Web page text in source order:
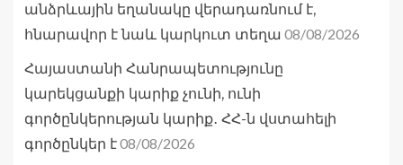
անձրևային եղանակը վերադառնում է,
հնարավոր է նաև կարկուտ տեղա 08/08/2026
Հայաստանի Հանրապետությունը
կարեկցանքի կարիք չունի, ունի
գործընկերության կարիք․ ՀՀ-ն վստահելի
գործընկեր է08/08/2026